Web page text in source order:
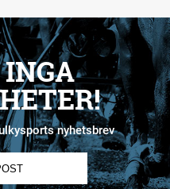
nyhetsbrev